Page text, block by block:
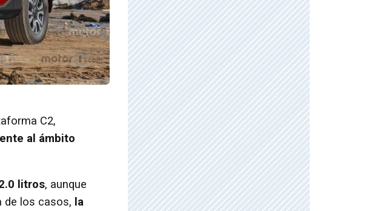
C2,
al ámbito
litros, aunque
de los casos, la